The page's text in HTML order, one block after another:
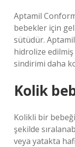
Aptamil
bebekler için
sütüdür.
hidrolize
sindirimi daha
Kolik
Kolikli bir
şekilde
veya yatakta